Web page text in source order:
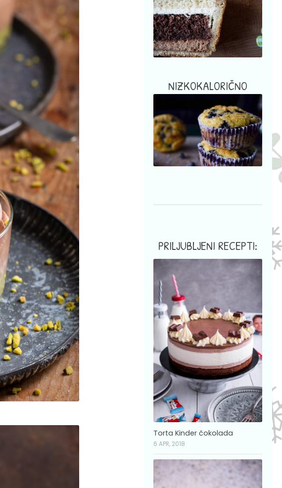
NIZKOKALORIČNO
PRILJUBLJENI RECEPTI:
Torta Kinder čokolada
6 APR, 2018